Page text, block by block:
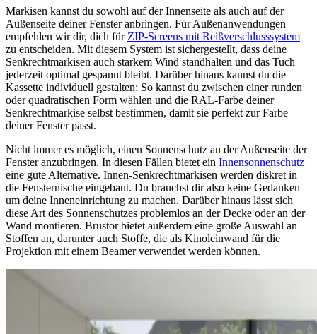
Markisen kannst du sowohl auf der Innenseite als auch auf der
Außenseite deiner Fenster anbringen. Für Außenanwendungen
empfehlen wir dir, dich für ZIP-Screens mit Reißverschlusssystem
zu entscheiden. Mit diesem System ist sichergestellt, dass deine
Senkrechtmarkisen auch starkem Wind standhalten und das Tuch
jederzeit optimal gespannt bleibt. Darüber hinaus kannst du die
Kassette individuell gestalten: So kannst du zwischen einer runden
oder quadratischen Form wählen und die RAL-Farbe deiner
Senkrechtmarkise selbst bestimmen, damit sie perfekt zur Farbe
deiner Fenster passt.
Nicht immer es möglich, einen Sonnenschutz an der Außenseite der
Fenster anzubringen. In diesen Fällen bietet ein Innensonnenschutz
eine gute Alternative. Innen-Senkrechtmarkisen werden diskret in
die Fensternische eingebaut. Du brauchst dir also keine Gedanken
um deine Inneneinrichtung zu machen. Darüber hinaus lässt sich
diese Art des Sonnenschutzes problemlos an der Decke oder an der
Wand montieren. Brustor bietet außerdem eine große Auswahl an
Stoffen an, darunter auch Stoffe, die als Kinoleinwand für die
Projektion mit einem Beamer verwendet werden können.